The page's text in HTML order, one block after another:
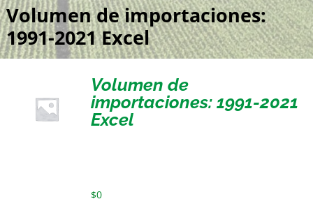
Volumen de importaciones:
1991-2021 Excel
Volumen de
importaciones: 1991-2021
Excel
$0